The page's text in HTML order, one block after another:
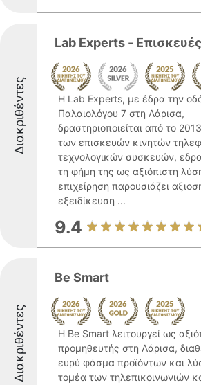
Διακριθέντες
Lab Experts -
Η Lab Experts, με έδρα την
Παλαιολόγου 7 στη Λάρισα,
δραστηριοποιείται από το
των επισκευών κινητών
τεχνολογικών συσκευών,
τη φήμη της ως αξιόπιστη
επιχείρηση παρουσιάζει
εξειδίκευση ...
9.4
Διακριθέντες
Be Smart
Η Be Smart λειτουργεί ως
προμηθευτής στη Λάρισα,
ευρύ φάσμα προϊόντων και
τομέα των τηλεπικοινωνιών